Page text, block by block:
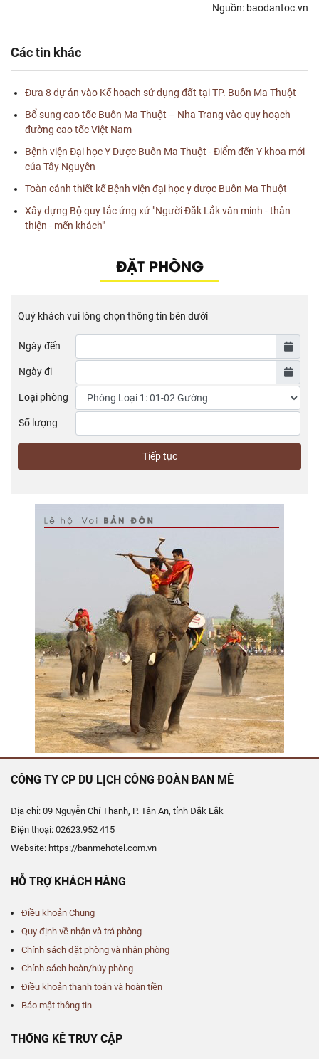
Nguồn: baodantoc.vn
Các tin khác
Đưa 8 dự án vào Kế hoạch sử dụng đất tại TP. Buôn Ma Thuột
Bổ sung cao tốc Buôn Ma Thuột – Nha Trang vào quy hoạch
đường cao tốc Việt Nam
Bệnh viện Đại học Y Dược Buôn Ma Thuột - Điểm đến Y khoa mới
của Tây Nguyên
Toàn cảnh thiết kế Bệnh viện đại học y dược Buôn Ma Thuột
Xây dựng Bộ quy tắc ứng xử "Người Đắk Lắk văn minh - thân
thiện - mến khách"
ĐẶT PHÒNG
Quý khách vui lòng chọn thông tin bên dưới
Ngày đến
Ngày đi
Loại phòng
Số lượng
Tiếp tục
CÔNG TY CP DU LỊCH CÔNG ĐOÀN BAN MÊ
Địa chỉ: 09 Nguyễn Chí Thanh, P. Tân An, tỉnh Đắk Lắk
Điện thoại: 02623.952 415
Website: https://banmehotel.com.vn
HỖ TRỢ KHÁCH HÀNG
Điều khoản Chung
Quy định về nhận và trả phòng
Chính sách đặt phòng và nhận phòng
Chính sách hoàn/hủy phòng
Điều khoản thanh toán và hoàn tiền
Bảo mật thông tin
THỐNG KÊ TRUY CẬP